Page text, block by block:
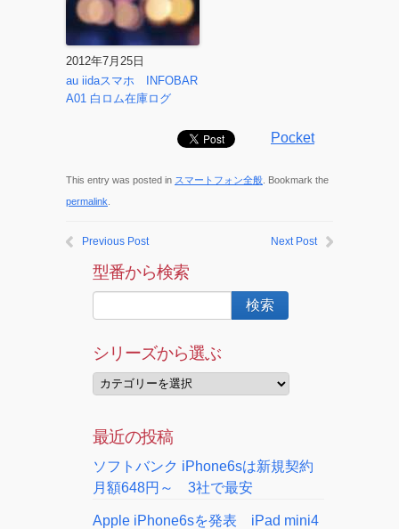
2012年7月25日
au iidaスマホ INFOBAR
A01 白ロム在庫ログ
Pocket
This entry was posted in スマートフォン全般 . Bookmark the
permalink
Previous Post Next Post
型番から検索
シリーズから選ぶ
最近の投稿
ソフトバンク iPhone6sは新規契約
月額648円～ 3社で最安
Apple iPhone6sを発表 iPad mini4